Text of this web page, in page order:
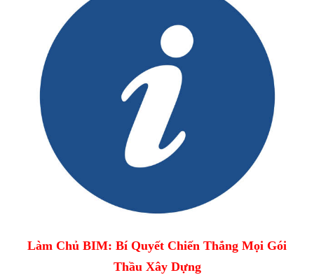
Làm Chủ BIM: Bí Quyết Chiến Thắng Mọi Gói
Thầu Xây Dựng